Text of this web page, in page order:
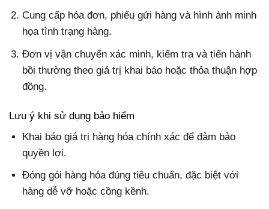
Cung cấp hóa đơn, phiếu gửi hàng và hình ảnh minh
họa tình trạng hàng.
Đơn vị vận chuyển xác minh, kiểm tra và tiến hành
bồi thường theo giá trị khai báo hoặc thỏa thuận hợp
đồng.
Lưu ý khi sử dụng bảo hiểm
Khai báo giá trị hàng hóa chính xác để đảm bảo
quyền lợi.
Đóng gói hàng hóa đúng tiêu chuẩn, đặc biệt với
hàng dễ vỡ hoặc cồng kềnh.